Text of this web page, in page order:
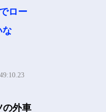
ロー
な
の外車